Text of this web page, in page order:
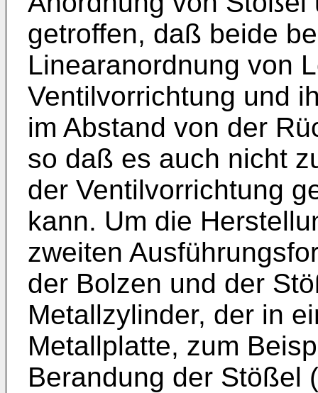
getroffen, daß beide
Linearanordnung von
Ventilvorrichtung und
im Abstand von der
so daß es auch nicht
der Ventilvorrichtung
kann. Um die
zweiten
der Bolzen und der
Metallzylinder, der in
Metallplatte, zum
Berandung der Stößel